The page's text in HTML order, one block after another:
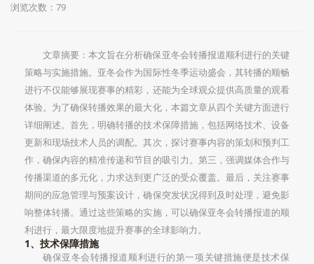
浏览次数：79
文章摘要：本文旨在分析确保亚冬会转播报道顺利进行的关键
策略与实施措施。亚冬会作为国际性冬季运动盛会，其转播的顺畅
进行不仅能够展现赛事的精彩，还能为全球观众提供高质量的观看
体验。为了确保转播效果的最大化，本篇文章从四个关键方面进行
详细阐述。首先，明确转播的技术保障措施，包括网络技术、设备
更新和现场技术人员的调配。其次，探讨赛事内容的策划和预判工
作，确保内容的精准传递和节目的吸引力。第三，强调媒体合作与
传播渠道的多元化，力求达到更广泛的受众覆盖。最后，关注赛事
期间的应急管理与预案设计，确保突发状况得到及时处理，避免影
响整体转播。通过这些策略的实施，可以确保亚冬会转播报道的顺
利进行，最大限度地提升赛事的全球影响力。
1、技术保障措施
确保亚冬会转播报道顺利进行的第一项关键措施便是技术保